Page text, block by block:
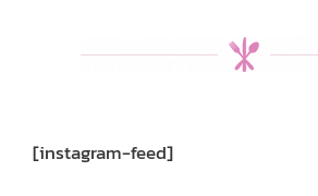
[instagram-feed]